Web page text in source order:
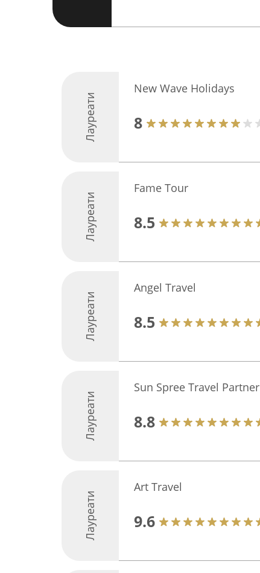
Лауреати
New Wave Holidays
8
Лауреати
Fame Tour
8.5
Лауреати
Angel Travel
8.5
Лауреати
Sun Spree Travel Partner
8.8
Лауреати
Art Travel
9.6